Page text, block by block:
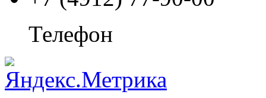
Телефон